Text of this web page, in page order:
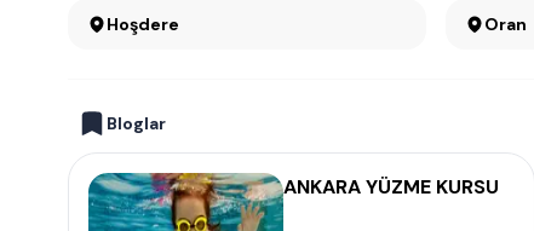
Hoşdere Oran
Bloglar
ANKARA YÜZME KURSU